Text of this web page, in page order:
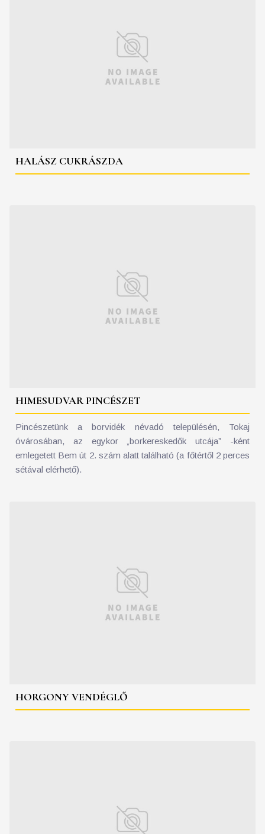
HALÁSZ CUKRÁSZDA
HIMESUDVAR PINCÉSZET
Pincészetünk a borvidék névadó településén, Tokaj
óvárosában, az egykor „borkereskedők utcája” -ként
emlegetett Bem út 2. szám alatt található (a főtértől 2 perces
sétával elérhető).
HORGONY VENDÉGLŐ